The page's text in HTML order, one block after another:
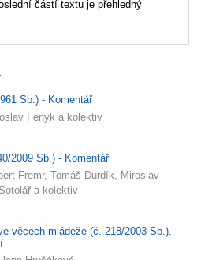
částí textu je přehledný
Sb.) - Komentář
Fenyk a kolektiv
2009 Sb.) - Komentář
Fremr, Tomáš Durdík, Miroslav
a kolektiv
věcech mládeže (č. 218/2003 Sb.).